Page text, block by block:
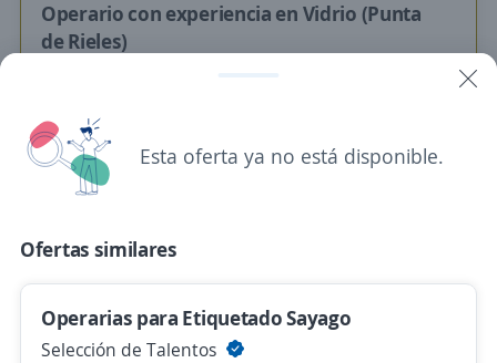
Operario con experiencia en Vidrio (Punta
de Rieles)
Hace 18 horas
Operador/a de mantenimiento (con
herrería) / Nuevo París
ManpowerGroup
Montevideo, Montevideo
Esta oferta ya no está disponible.
Ofertas similares
Operarias para Etiquetado Sayago
Selección de Talentos